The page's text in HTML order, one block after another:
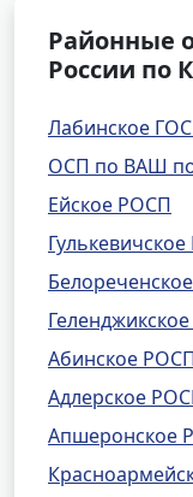
Районные
России по
Лабинское
ОСП по ВАШ
Ейское РОСП
Абинское
Адлерское
Апшеронское